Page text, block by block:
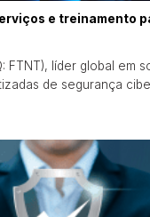
e treinamento
FTNT), líder global em
de segurança